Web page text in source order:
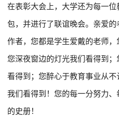
在表彰大会上，大学还为每一
包，并进行了联谊晚会。亲爱
作者，您都是学生爱戴的老师，
您深夜窗边的灯光我们看得到；
看得到；您醉心于教育事业从不
我们看得到！您的每一分努力
的史册！